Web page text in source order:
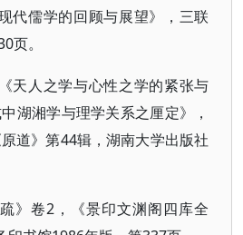
代儒学的回顾与展望》，三联
页。
天人之学与心性之学的紧张与
湖湘学与理学关系之厘定》，
道》第44辑，湖南大学出版社
》卷2，《景印文渊阁四库全